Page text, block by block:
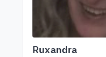
Ruxandra